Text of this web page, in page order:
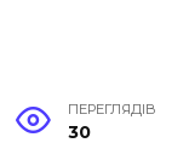
ПЕРЕГЛЯДІВ
30